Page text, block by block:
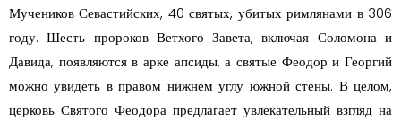
Мучеников Севастийских, 40 святых, убитых римлянами в 306
году. Шесть пророков Ветхого Завета, включая Соломона и
Давида, появляются в арке апсиды, а святые Феодор и Георгий
можно увидеть в правом нижнем углу южной стены. В целом,
церковь Святого Феодора предлагает увлекательный взгляд на